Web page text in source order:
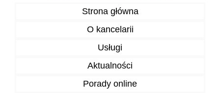
Strona główna
O kancelarii
Usługi
Aktualności
Porady online